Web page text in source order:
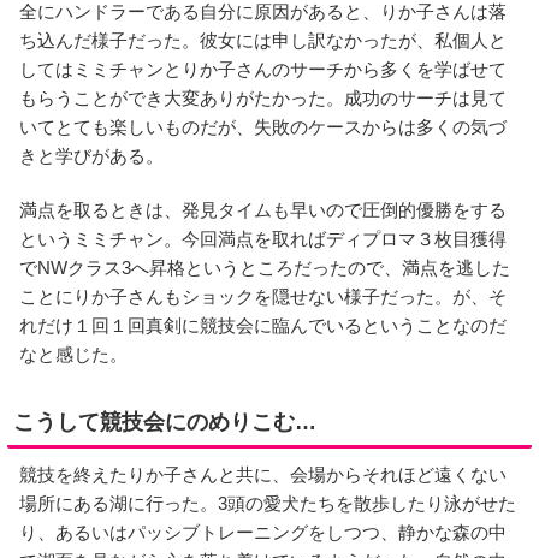
全にハンドラーである自分に原因があると、りか子さんは落
ち込んだ様子だった。彼女には申し訳なかったが、私個人と
してはミミチャンとりか子さんのサーチから多くを学ばせて
もらうことができ大変ありがたかった。成功のサーチは見て
いてとても楽しいものだが、失敗のケースからは多くの気づ
きと学びがある。
満点を取るときは、発見タイムも早いので圧倒的優勝をする
というミミチャン。今回満点を取ればディプロマ３枚目獲得
でNWクラス3へ昇格というところだったので、満点を逃した
ことにりか子さんもショックを隠せない様子だった。が、そ
れだけ１回１回真剣に競技会に臨んでいるということなのだ
なと感じた。
こうして競技会にのめりこむ…
競技を終えたりか子さんと共に、会場からそれほど遠くない
場所にある湖に行った。3頭の愛犬たちを散歩したり泳がせた
り、あるいはパッシブトレーニングをしつつ、静かな森の中